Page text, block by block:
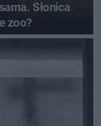
Słonica
zoo?